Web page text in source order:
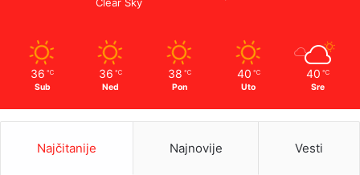
Clear Sky
36 ℃
Sub
36 ℃
Ned
38 ℃
Pon
40 ℃
Uto
40 ℃
Sre
Najčitanije Najnovije Vesti